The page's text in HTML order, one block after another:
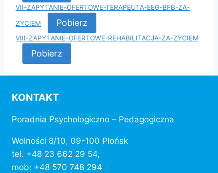
VII-ZAPYTANIE-OFERTOWE-TERAPEUTA-EEG-BFB-ZA-
ZYCIEM Pobierz
VIII-ZAPYTANIE-OFERTOWE-REHABILITACJA-ZA-ZYCIEM
Pobierz
KONTAKT
Poradnia Psychologiczno – Pedagogiczna
Wolności 8/10, 09-100 Płońsk
tel. +48 23 662 29 54,
mob: +48 570 748 294